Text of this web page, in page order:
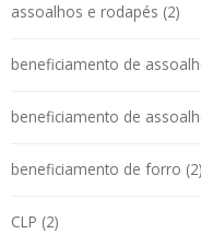
assoalhos e rodapés (2)
beneficiamento de
beneficiamento de
beneficiamento de forro (2)
CLP (2)